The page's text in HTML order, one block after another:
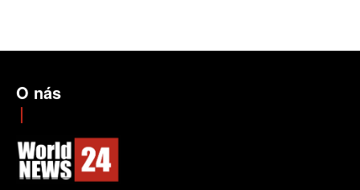
O nás